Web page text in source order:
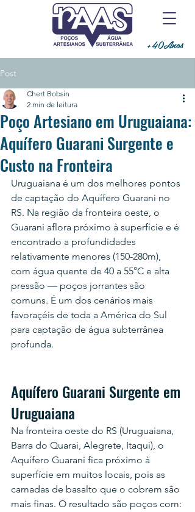
+40Anos
Post
Poço Artesiano em Uruguaiana:
Aquífero Guarani Surgente e
Custo na Fronteira
Chert Bobsin
2 min de leitura
Uruguaiana é um dos melhores pontos
de captação do Aquífero Guarani no
RS. Na região da fronteira oeste, o
Guarani aflora próximo à superfície e é
encontrado a profundidades
relativamente menores (150-280m),
com água quente de 40 a 55°C e alta
pressão — poços jorrantes são
comuns. É um dos cenários mais
favoraçéis de toda a América do Sul
para captação de água subterrânea
profunda.
Aquífero Guarani Surgente em
Uruguaiana
Na fronteira oeste do RS (Uruguaiana,
Barra do Quarai, Alegrete, Itaqui), o
Aquífero Guarani fica próximo à
superfície em muitos locais, pois as
camadas de basalto que o cobrem são
mais finas. O resultado são poços com: